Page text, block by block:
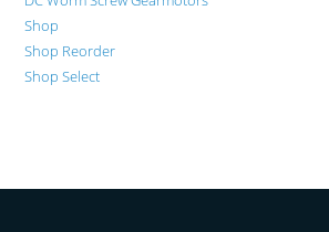
Shop
Shop Reorder
Shop Select